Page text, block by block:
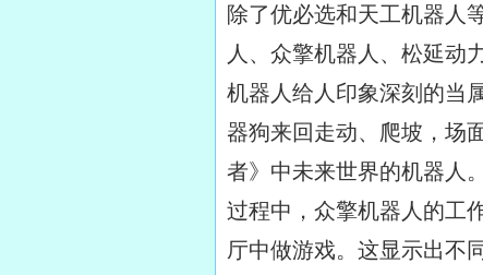
除了优必选和天工机器人
人、众擎机器人、松延动
机器人给人印象深刻的当
器狗来回走动、爬坡，场
者》中未来世界的机器人
过程中，众擎机器人的工
厅中做游戏。这显示出不